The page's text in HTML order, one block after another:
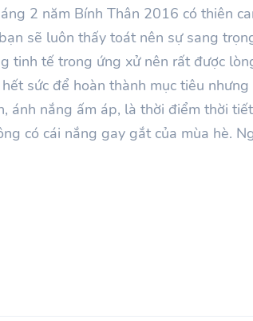
2 năm Bính Thân 2016 có thiên
sẽ luôn thấy toát nên sự sang
tinh tế trong ứng xử nên rất được
sức để hoàn thành mục tiêu
ánh nắng ấm áp, là thời điểm thời
có cái nắng gay gắt của mùa hè.